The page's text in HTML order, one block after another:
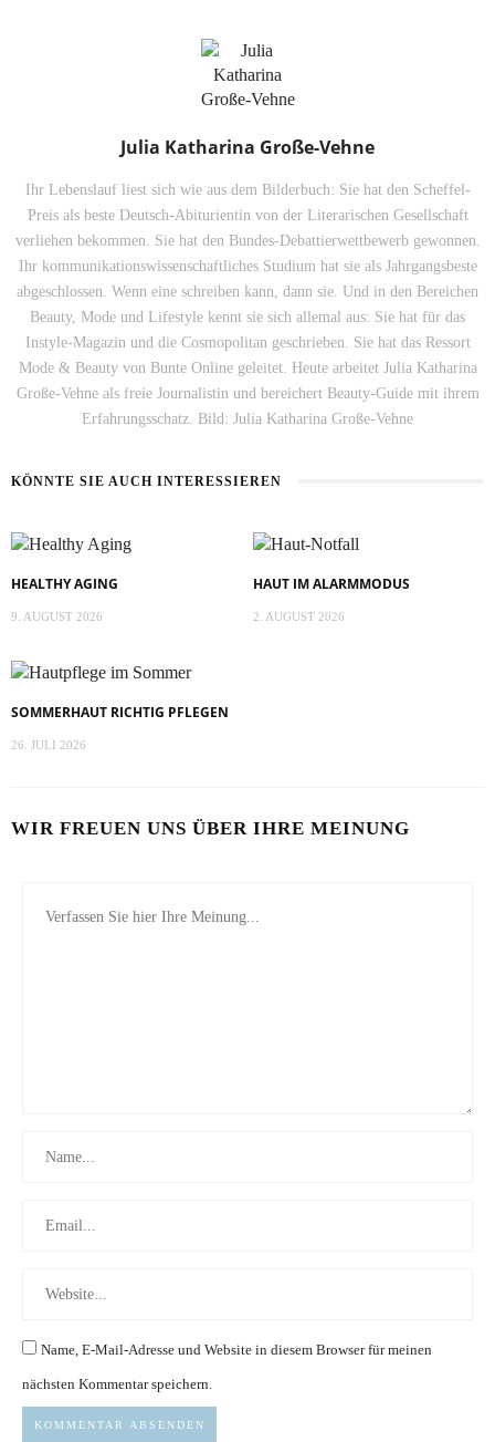
Julia Katharina Große-Vehne
Ihr Lebenslauf liest sich wie aus dem Bilderbuch: Sie hat den Scheffel-
Preis als beste Deutsch-Abiturientin von der Literarischen Gesellschaft
verliehen bekommen. Sie hat den Bundes-Debattierwettbewerb gewonnen.
Ihr kommunikationswissenschaftliches Studium hat sie als Jahrgangsbeste
abgeschlossen. Wenn eine schreiben kann, dann sie. Und in den Bereichen
Beauty, Mode und Lifestyle kennt sie sich allemal aus: Sie hat für das
Instyle-Magazin und die Cosmopolitan geschrieben. Sie hat das Ressort
Mode & Beauty von Bunte Online geleitet. Heute arbeitet Julia Katharina
Große-Vehne als freie Journalistin und bereichert Beauty-Guide mit ihrem
Erfahrungsschatz. Bild: Julia Katharina Große-Vehne
KÖNNTE SIE AUCH INTERESSIEREN
HEALTHY AGING
9. AUGUST 2026
HAUT IM ALARMMODUS
2. AUGUST 2026
SOMMERHAUT RICHTIG PFLEGEN
26. JULI 2026
WIR FREUEN UNS ÜBER IHRE MEINUNG
Name, E-Mail-Adresse und Website in diesem Browser für meinen
nächsten Kommentar speichern.